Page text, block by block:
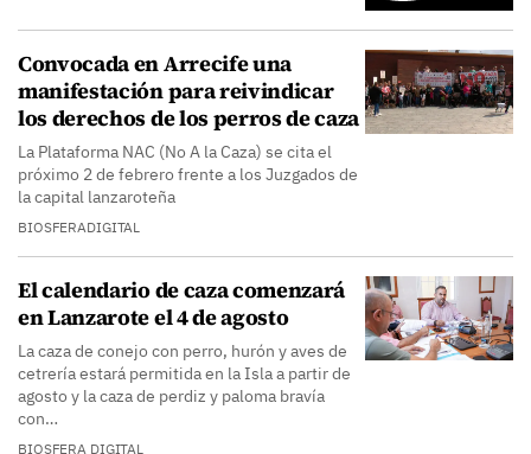
Convocada en Arrecife una
manifestación para reivindicar
los derechos de los perros de caza
La Plataforma NAC (No A la Caza) se cita el
próximo 2 de febrero frente a los Juzgados de
la capital lanzaroteña
BIOSFERADIGITAL
El calendario de caza comenzará
en Lanzarote el 4 de agosto
La caza de conejo con perro, hurón y aves de
cetrería estará permitida en la Isla a partir de
agosto y la caza de perdiz y paloma bravía
con…
BIOSFERA DIGITAL